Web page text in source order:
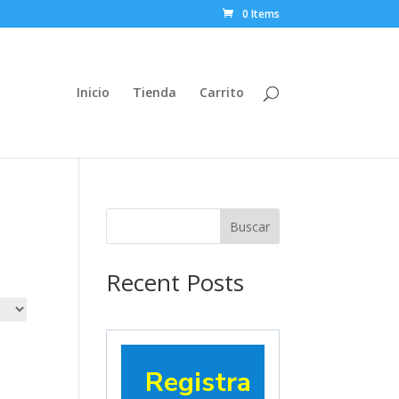
0 Items
Inicio Tienda Carrito
Buscar
Recent Posts
Registra